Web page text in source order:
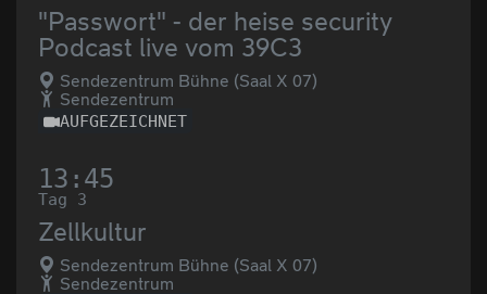
"Passwort" - der heise security
Podcast live vom 39C3
Sendezentrum Bühne (Saal X 07)
Sendezentrum
AUFGEZEICHNET
13:45
Tag 3
Zellkultur
Sendezentrum Bühne (Saal X 07)
Sendezentrum